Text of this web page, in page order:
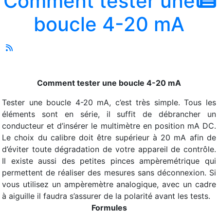
boucle 4-20 mA
Comment tester une boucle 4-20 mA
Tester une boucle 4-20 mA, c’est très simple. Tous les
éléments sont en série, il suffit de débrancher un
conducteur et d’insérer le multimètre en position mA DC.
Le choix du calibre doit être supérieur à 20 mA afin de
d’éviter toute dégradation de votre appareil de contrôle.
Il existe aussi des petites pinces ampèremétrique qui
permettent de réaliser des mesures sans déconnexion. Si
vous utilisez un ampèremètre analogique, avec un cadre
à aiguille il faudra s’assurer de la polarité avant les tests.
Formules